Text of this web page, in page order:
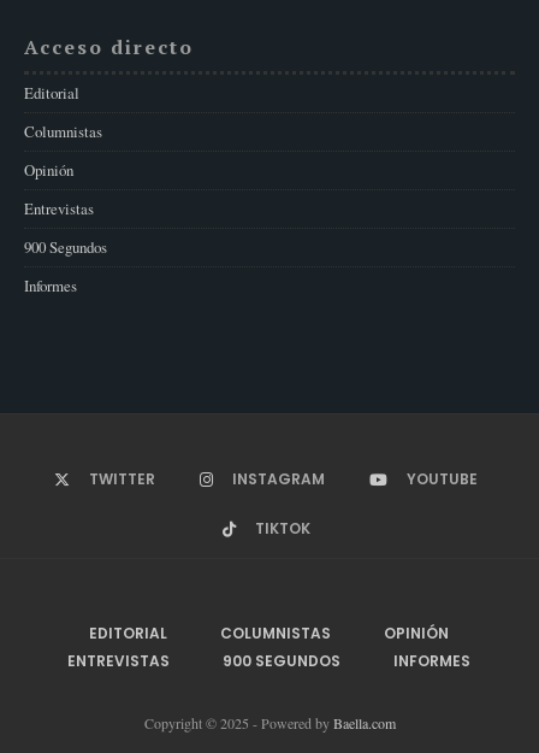
Acceso directo
Editorial
Columnistas
Opinión
Entrevistas
900 Segundos
Informes
TWITTER INSTAGRAM YOUTUBE
TIKTOK
EDITORIAL COLUMNISTAS
OPINIÓN
ENTREVISTAS
900 SEGUNDOS INFORMES
Copyright © 2025 - Powered byBaella.com